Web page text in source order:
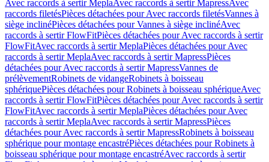
Avec raccords à sertir MeplaAvec raccords à sertir MapressAvec
raccords filetésPièces détachées pour Avec raccords filetésVannes à
siège inclinéPièces détachées pour Vannes à siège inclinéAvec
raccords à sertir FlowFitPièces détachées pour Avec raccords à sertir
FlowFitAvec raccords à sertir MeplaPièces détachées pour Avec
raccords à sertir MeplaAvec raccords à sertir MapressPièces
détachées pour Avec raccords à sertir MapressVannes de
prélèvementRobinets de vidangeRobinets à boisseau
sphériquePièces détachées pour Robinets à boisseau sphériqueAvec
raccords à sertir FlowFitPièces détachées pour Avec raccords à sertir
FlowFitAvec raccords à sertir MeplaPièces détachées pour Avec
raccords à sertir MeplaAvec raccords à sertir MapressPièces
détachées pour Avec raccords à sertir MapressRobinets à boisseau
sphérique pour montage encastréPièces détachées pour Robinets à
boisseau sphérique pour montage encastréAvec raccords à sertir